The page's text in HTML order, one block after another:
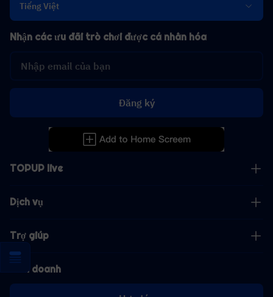
Tiếng Việt
TOPUP live
Dịch vụ
Trợ giúp
Kinh doanh
Nhận các ưu đãi trò chơi được cá nhân hóa
Đăng ký